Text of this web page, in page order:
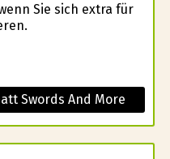
Sie sich extra für
Swords And More